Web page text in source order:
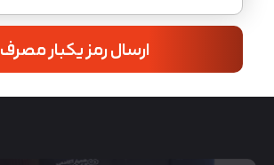
ارسال رمز یکبار مصرف